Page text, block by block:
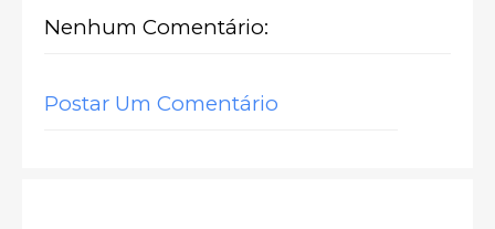
Nenhum Comentário:
Postar Um Comentário